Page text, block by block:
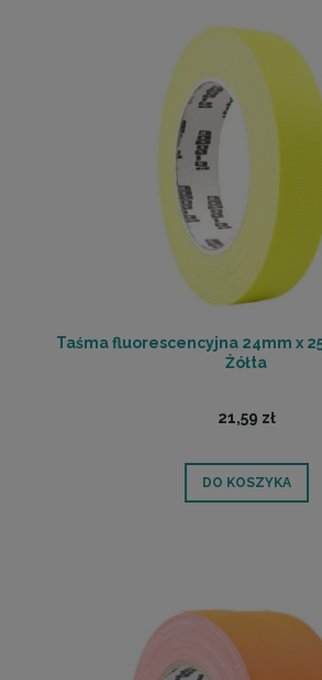
Taśma fluorescencyjna 24mm x
Żółta
21,59 zł
DO KOSZYKA